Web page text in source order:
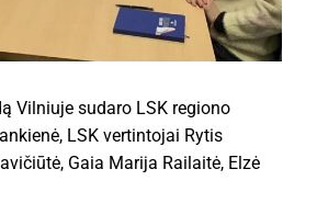
Vilniuje sudaro LSK regiono
LSK vertintojai Rytis
Gaia Marija Railaitė, Elzė